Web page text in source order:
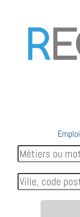
Emploi